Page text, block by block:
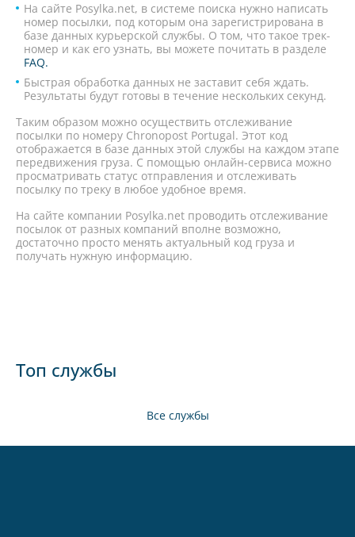
Топ службы
Все службы
На сайте Posylka.net, в системе поиска нужно написать
номер посылки, под которым она зарегистрирована в
базе данных курьерской службы. О том, что такое трек-
номер и как его узнать, вы можете почитать в разделе
FAQ.
Быстрая обработка данных не заставит себя ждать.
Результаты будут готовы в течение нескольких секунд.
Таким образом можно осуществить отслеживание
посылки по номеру Chronopost Portugal. Этот код
отображается в базе данных этой службы на каждом этапе
передвижения груза. С помощью онлайн-сервиса можно
просматривать статус отправления и отслеживать
посылку по треку в любое удобное время.
На сайте компании Posylka.net проводить отслеживание
посылок от разных компаний вполне возможно,
достаточно просто менять актуальный код груза и
получать нужную информацию.